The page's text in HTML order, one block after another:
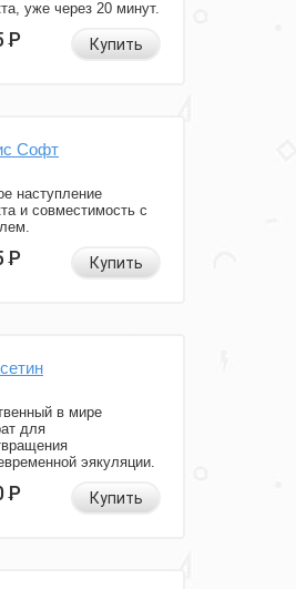
уже через 20 минут.
Р Купить
Софт
наступление
и совместимость с
Р Купить
в мире
для
эякуляции.
Р Купить